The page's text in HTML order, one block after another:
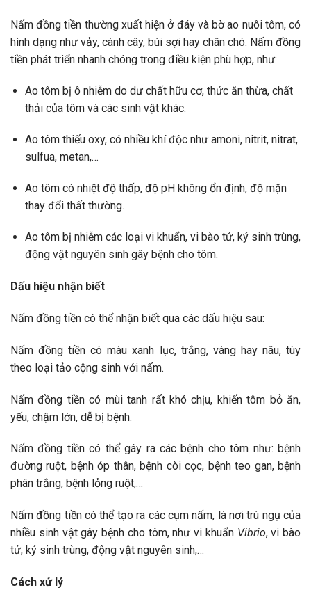
Nấm đồng tiền thường xuất hiện ở đáy và bờ ao nuôi tôm, có
hình dạng như vảy, cành cây, búi sợi hay chân chó. Nấm đồng
tiền phát triển nhanh chóng trong điều kiện phù hợp, như:
Ao tôm bị ô nhiễm do dư chất hữu cơ, thức ăn thừa, chất
thải của tôm và các sinh vật khác.
Ao tôm thiếu oxy, có nhiều khí độc như amoni, nitrit, nitrat,
sulfua, metan,…
Ao tôm có nhiệt độ thấp, độ pH không ổn định, độ mặn
thay đổi thất thường.
Ao tôm bị nhiễm các loại vi khuẩn, vi bào tử, ký sinh trùng,
động vật nguyên sinh gây bệnh cho tôm.
Dấu hiệu nhận biết
Nấm đồng tiền có thể nhận biết qua các dấu hiệu sau:
Nấm đồng tiền có màu xanh lục, trắng, vàng hay nâu, tùy
theo loại tảo cộng sinh với nấm.
Nấm đồng tiền có mùi tanh rất khó chịu, khiến tôm bỏ ăn,
yếu, chậm lớn, dễ bị bệnh.
Nấm đồng tiền có thể gây ra các bệnh cho tôm như: bệnh
đường ruột, bệnh óp thân, bệnh còi cọc, bệnh teo gan, bệnh
phân trắng, bệnh lỏng ruột,…
Nấm đồng tiền có thể tạo ra các cụm nấm, là nơi trú ngụ của
nhiều sinh vật gây bệnh cho tôm, như vi khuẩn Vibrio, vi bào
tử, ký sinh trùng, động vật nguyên sinh,…
Cách xử lý